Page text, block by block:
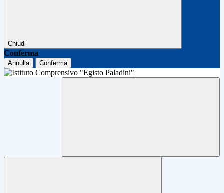
Chiudi
Conferma
Annulla Conferma